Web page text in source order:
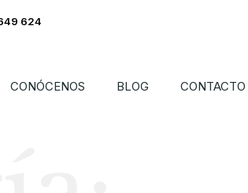
624
CONÓCENOS BLOG CONTACTO